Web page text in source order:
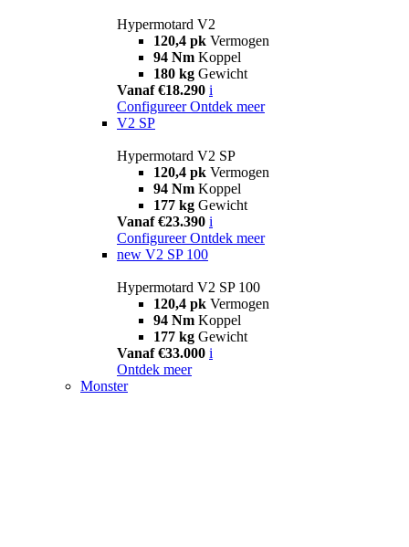
Hypermotard V2
120,4 pk Vermogen
94 Nm Koppel
180 kg Gewicht
Vanaf €18.290 i
Configureer Ontdek meer
V2 SP
Hypermotard V2 SP
120,4 pk Vermogen
94 Nm Koppel
177 kg Gewicht
Vanaf €23.390 i
Configureer Ontdek meer
new V2 SP 100
Hypermotard V2 SP 100
120,4 pk Vermogen
94 Nm Koppel
177 kg Gewicht
Vanaf €33.000 i
Ontdek meer
Monster